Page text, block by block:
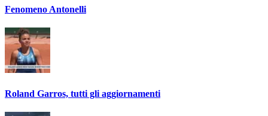
Fenomeno Antonelli
Roland Garros, tutti gli aggiornamenti